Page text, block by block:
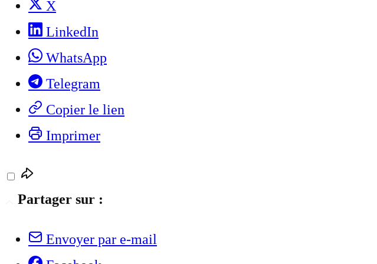
X
LinkedIn
WhatsApp
Telegram
Copier le lien
Imprimer
Partager sur :
Envoyer par e-mail